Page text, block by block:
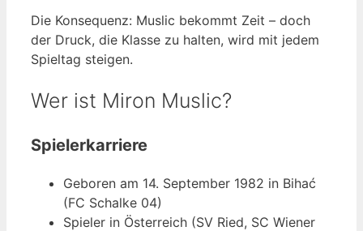
Die Konsequenz: Muslic bekommt Zeit – doch
der Druck, die Klasse zu halten, wird mit jedem
Spieltag steigen.
Wer ist Miron Muslic?
Spielerkarriere
Geboren am 14. September 1982 in Bihać
(FC Schalke 04)
Spieler in Österreich (SV Ried, SC Wiener